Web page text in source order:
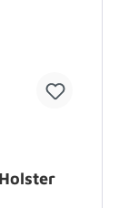
Holster